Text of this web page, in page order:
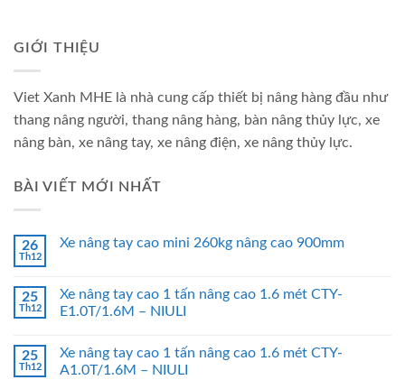
GIỚI THIỆU
Viet Xanh MHE là nhà cung cấp thiết bị nâng hàng đầu như
thang nâng người, thang nâng hàng, bàn nâng thủy lực, xe
nâng bàn, xe nâng tay, xe nâng điện, xe nâng thủy lực.
BÀI VIẾT MỚI NHẤT
26
Th12
Xe nâng tay cao mini 260kg nâng cao 900mm
25
Th12
Xe nâng tay cao 1 tấn nâng cao 1.6 mét CTY-
E1.0T/1.6M – NIULI
25
Th12
Xe nâng tay cao 1 tấn nâng cao 1.6 mét CTY-
A1.0T/1.6M – NIULI